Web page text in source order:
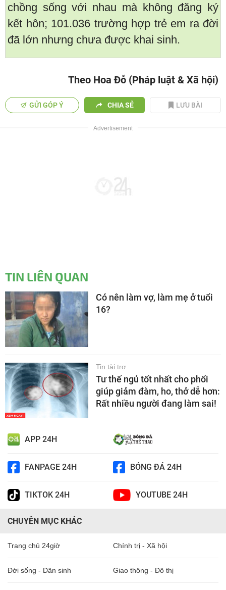
chồng sống với nhau mà không đăng ký
kết hôn; 101.036 trường hợp trẻ em ra đời
đã lớn nhưng chưa được khai sinh.
Theo Hoa Đỗ (Pháp luật & Xã hội)
GỬI GÓP Ý CHIA SẺ LƯU BÀI
TIN LIÊN QUAN
Có nên làm vợ, làm mẹ ở tuổi
16?
Tin tài trợ
Tư thế ngủ tốt nhất cho phổi
giúp giảm đàm, ho, thở dễ hơn:
Rất nhiều người đang làm sai!
APP 24H
FANPAGE 24H BÓNG ĐÁ 24H
TIKTOK 24H YOUTUBE 24H
CHUYÊN MỤC KHÁC
Trang chủ 24giờ Chính trị - Xã hội
Đời sống - Dân sinh Giao thông - Đô thị